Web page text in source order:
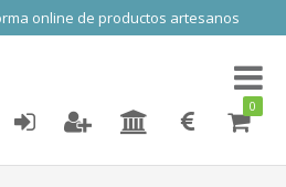
online de productos artesanos
Toggle
0